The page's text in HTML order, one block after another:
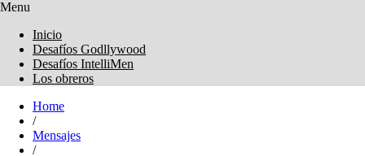
Obreros Universal
Menu
Inicio
Desafíos Godllywood
Desafíos IntelliMen
Los obreros
Home
/
Mensajes
/